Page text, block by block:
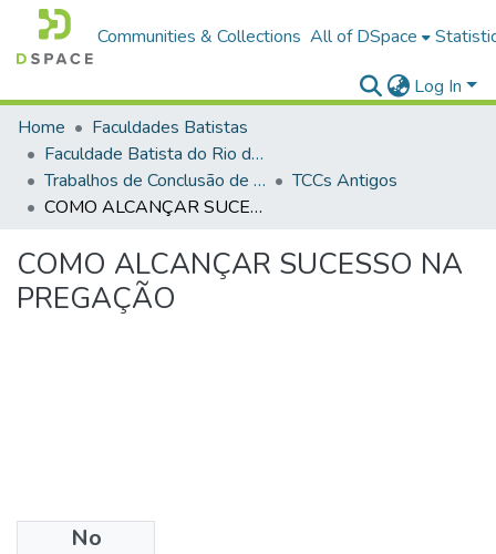
Communities & Collections All of DSpace
Log In
Home
Faculdades Batistas
Faculdade Batista do Rio de Janeiro (FABAT-RJ)
Trabalhos de Conclusão de Curso (TCC)
TCCs Antigos
COMO ALCANÇAR SUCESSO NA PREGAÇÃO
COMO ALCANÇAR SUCESSO NA
PREGAÇÃO
No